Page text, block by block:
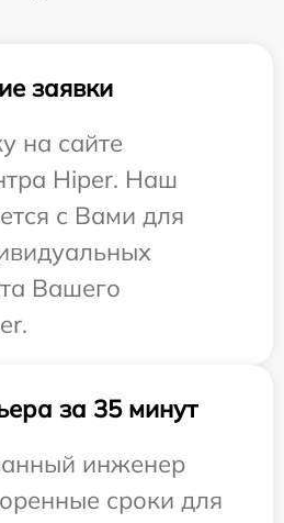
заявки
на сайте
Hiper. Наш
с Вами для
Вашего
за 35 минут
инженер
сроки для